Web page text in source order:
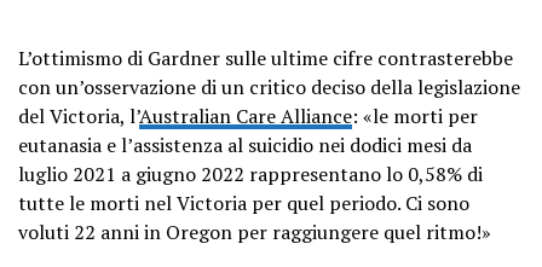
L’ottimismo di Gardner sulle ultime cifre contrasterebbe
con un’osservazione di un critico deciso della legislazione
del Victoria, l’Australian Care Alliance: «le morti per
eutanasia e l’assistenza al suicidio nei dodici mesi da
luglio 2021 a giugno 2022 rappresentano lo 0,58% di
tutte le morti nel Victoria per quel periodo. Ci sono
voluti 22 anni in Oregon per raggiungere quel ritmo!»